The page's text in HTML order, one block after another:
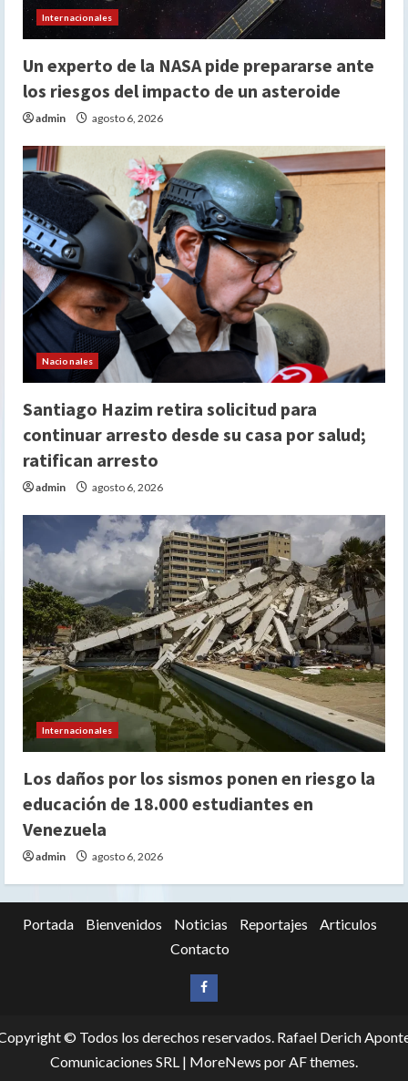
Internacionales
Un experto de la NASA pide prepararse ante
los riesgos del impacto de un asteroide
admin agosto 6, 2026
Nacionales
Santiago Hazim retira solicitud para
continuar arresto desde su casa por salud;
ratifican arresto
admin agosto 6, 2026
Internacionales
Los daños por los sismos ponen en riesgo la
educación de 18.000 estudiantes en
Venezuela
admin agosto 6, 2026
Portada Bienvenidos Noticias Reportajes
Articulos
Contacto
Siganos
Facebook
© Todos los derechos reservados. Rafael Derich
Comunicaciones SRL | MoreNews por AF themes.